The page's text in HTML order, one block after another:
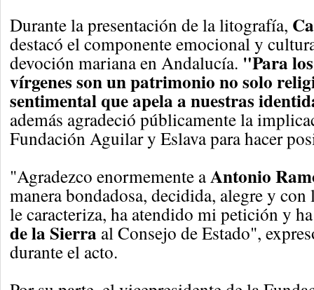
Durante la presentación de la litografía,
destacó el componente emocional y
devoción mariana en Andalucía. "Para
vírgenes son un patrimonio no solo
sentimental que apela a nuestras
además agradeció públicamente la
Fundación Aguilar y Eslava para hacer
"Agradezco enormemente aAntonio
manera bondadosa, decidida, alegre y
le caracteriza, ha atendido mi petición y
de la Sierra al Consejo de Estado",
durante el acto.